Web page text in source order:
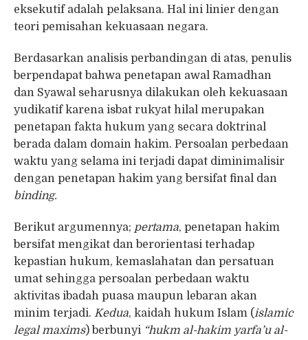
eksekutif adalah pelaksana. Hal ini linier dengan
teori pemisahan kekuasaan negara.
Berdasarkan analisis perbandingan di atas, penulis
berpendapat bahwa penetapan awal Ramadhan
dan Syawal seharusnya dilakukan oleh kekuasaan
yudikatif karena isbat rukyat hilal merupakan
penetapan fakta hukum yang secara doktrinal
berada dalam domain hakim. Persoalan perbedaan
waktu yang selama ini terjadi dapat diminimalisir
dengan penetapan hakim yang bersifat final dan
binding.
Berikut argumennya; pertama, penetapan hakim
bersifat mengikat dan berorientasi terhadap
kepastian hukum, kemaslahatan dan persatuan
umat sehingga persoalan perbedaan waktu
aktivitas ibadah puasa maupun lebaran akan
minim terjadi. Kedua, kaidah hukum Islam (islamic
legal maxims) berbunyi “hukm al-hakim yarfa’u al-